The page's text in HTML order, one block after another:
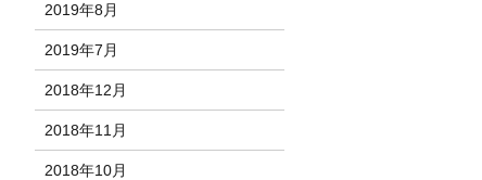
2019年8月
2019年7月
2018年12月
2018年11月
2018年10月